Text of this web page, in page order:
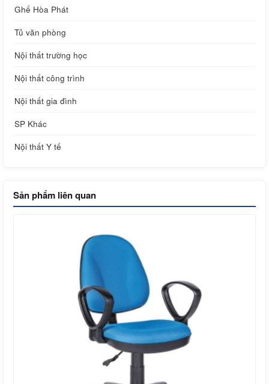
Ghế Hòa Phát
Tủ văn phòng
Nội thất trường học
Nội thất công trình
Nội thất gia đình
SP Khác
Nội thất Y tế
Sản phẩm liên quan